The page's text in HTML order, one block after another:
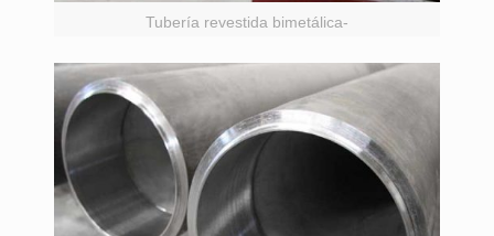
Tubería revestida bimetálica-